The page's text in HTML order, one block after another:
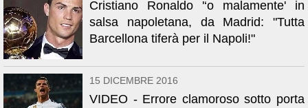
Cristiano Ronaldo '‘o malamente' in
salsa napoletana, da Madrid: "Tutta
Barcellona tiferà per il Napoli!"
15 DICEMBRE 2016
VIDEO - Errore clamoroso sotto porta